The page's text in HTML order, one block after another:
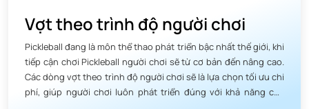
Vợt theo trình độ người chơi
Pickleball đang là môn thể thao phát triển bậc nhất thế giới, khi
tiếp cận chơi Pickleball người chơi sẽ từ cơ bản đến nâng cao.
Các dòng vợt theo trình độ người chơi sẽ là lựa chọn tối ưu chi
phí, giúp người chơi luôn phát triển đúng với khả năng của